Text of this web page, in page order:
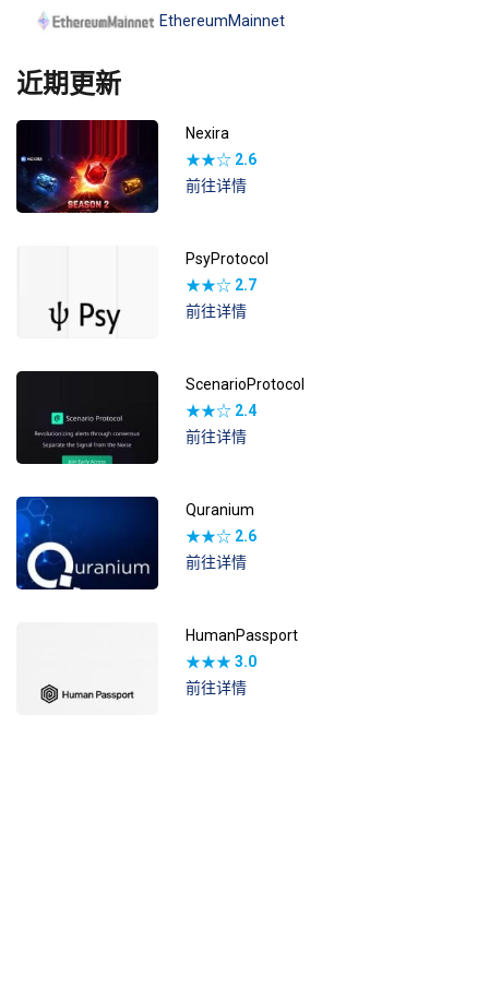
EthereumMainnet
近期更新
Nexira
★★☆ 2.6
前往详情
PsyProtocol
★★☆ 2.7
前往详情
ScenarioProtocol
★★☆ 2.4
前往详情
Quranium
★★☆ 2.6
前往详情
HumanPassport
★★★3.0
前往详情